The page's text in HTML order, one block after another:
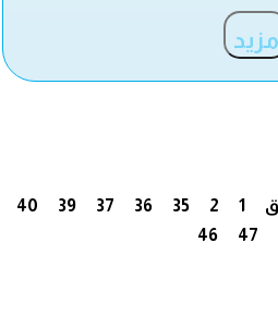
مزيد
1
2
35
36
37
39
40
46
47